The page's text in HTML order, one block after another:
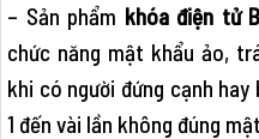
– Sản phẩm khóa điện tử
chức năng mật khẩu ảo,
khi có người đứng cạnh
1 đến vài lần không đúng